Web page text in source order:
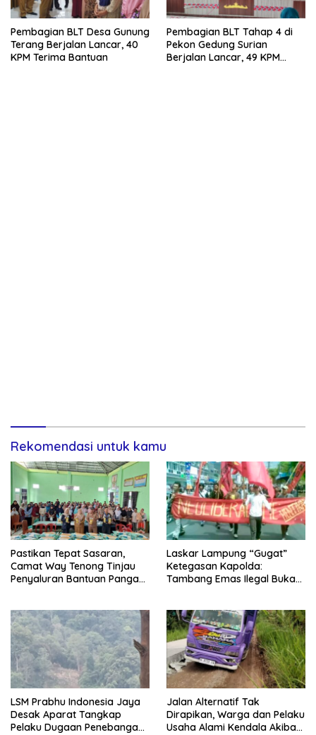
Pembagian BLT Desa Gunung
Terang Berjalan Lancar, 40
KPM Terima Bantuan
Pembagian BLT Tahap 4 di
Pekon Gedung Surian
Berjalan Lancar, 49 KPM
Rekomendasi untuk kamu
Pastikan Tepat Sasaran,
Camat Way Tenong Tinjau
Penyaluran Bantuan Pangan
Laskar Lampung “Gugat”
Ketegasan Kapolda:
Tambang Emas Ilegal Bukan
Pencucian Uang
LSM Prabhu Indonesia Jaya
Desak Aparat Tangkap
Pelaku Dugaan Penebangan
Jalan Alternatif Tak
Dirapikan, Warga dan Pelaku
Usaha Alami Kendala Akibat